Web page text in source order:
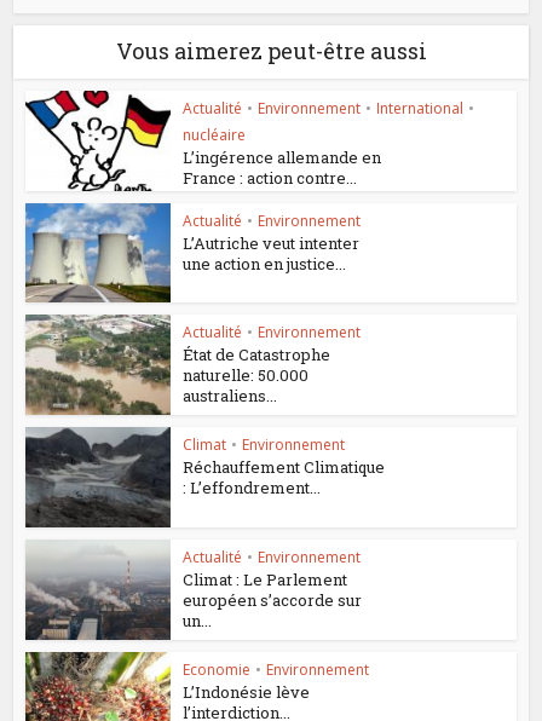
Vous aimerez peut-être aussi
Actualité • Environnement • International •
nucléaire
L’ingérence allemande en
France : action contre...
Actualité • Environnement
L’Autriche veut intenter
une action en justice...
Actualité • Environnement
État de Catastrophe
naturelle: 50.000
australiens...
Climat • Environnement
Réchauffement Climatique
: L’effondrement...
Actualité • Environnement
Climat : Le Parlement
européen s’accorde sur
un...
Economie • Environnement
L’Indonésie lève
l’interdiction...